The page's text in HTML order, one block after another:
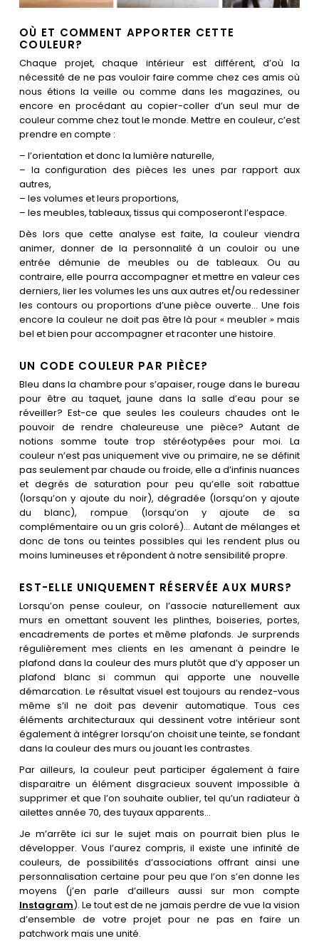
OÙ ET COMMENT APPORTER CETTE
COULEUR?
Chaque projet, chaque intérieur est différent, d’où la
nécessité de ne pas vouloir faire comme chez ces amis où
nous étions la veille ou comme dans les magazines, ou
encore en procédant au copier-coller d’un seul mur de
couleur comme chez tout le monde. Mettre en couleur, c’est
prendre en compte :
– l’orientation et donc la lumière naturelle,
– la configuration des pièces les unes par rapport aux
autres,
– les volumes et leurs proportions,
– les meubles, tableaux, tissus qui composeront l’espace.
Dès lors que cette analyse est faite, la couleur viendra
animer, donner de la personnalité à un couloir ou une
entrée démunie de meubles ou de tableaux. Ou au
contraire, elle pourra accompagner et mettre en valeur ces
derniers, lier les volumes les uns aux autres et/ou redessiner
les contours ou proportions d’une pièce ouverte… Une fois
encore la couleur ne doit pas être là pour « meubler » mais
bel et bien pour accompagner et raconter une histoire.
UN CODE COULEUR PAR PIÈCE?
Bleu dans la chambre pour s’apaiser, rouge dans le bureau
pour être au taquet, jaune dans la salle d’eau pour se
réveiller? Est-ce que seules les couleurs chaudes ont le
pouvoir de rendre chaleureuse une pièce? Autant de
notions somme toute trop stéréotypées pour moi. La
couleur n’est pas uniquement vive ou primaire, ne se définit
pas seulement par chaude ou froide, elle a d’infinis nuances
et degrés de saturation pour peu qu’elle soit rabattue
(lorsqu’on y ajoute du noir), dégradée (lorsqu’on y ajoute
du blanc), rompue (lorsqu’on y ajoute de sa
complémentaire ou un gris coloré)… Autant de mélanges et
donc de tons ou teintes possibles qui les rendent plus ou
moins lumineuses et répondent à notre sensibilité propre.
EST-ELLE UNIQUEMENT RÉSERVÉE AUX MURS?
Lorsqu’on pense couleur, on l’associe naturellement aux
murs en omettant souvent les plinthes, boiseries, portes,
encadrements de portes et même plafonds. Je surprends
régulièrement mes clients en les amenant à peindre le
plafond dans la couleur des murs plutôt que d’y apposer un
plafond blanc si commun qui apporte une nouvelle
démarcation. Le résultat visuel est toujours au rendez-vous
même s’il ne doit pas devenir automatique. Tous ces
éléments architecturaux qui dessinent votre intérieur sont
également à intégrer lorsqu’on choisit une teinte, se fondant
dans la couleur des murs ou jouant les contrastes.
Par ailleurs, la couleur peut participer également à faire
disparaitre un élément disgracieux souvent impossible à
supprimer et que l’on souhaite oublier, tel qu’un radiateur à
ailettes année 70, des tuyaux apparents…
Je m’arrête ici sur le sujet mais on pourrait bien plus le
développer. Vous l’aurez compris, il existe une infinité de
couleurs, de possibilités d’associations offrant ainsi une
personnalisation certaine pour peu que l’on s’en donne les
moyens (j’en parle d’ailleurs aussi sur mon compte
Instagram). Le tout est de ne jamais perdre de vue la vision
d’ensemble de votre projet pour ne pas en faire un
patchwork mais une unité.